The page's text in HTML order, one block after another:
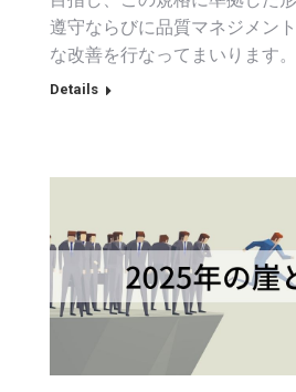
遵守ならびに品質マネジメン
な改善を行なってまいります。
Details